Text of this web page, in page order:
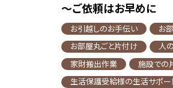
～ご依頼はお早めに
お引越しのお手伝い
お
お部屋丸ごと片付け
人
家財搬出作業
施設での
生活保護受給様の生活サポー